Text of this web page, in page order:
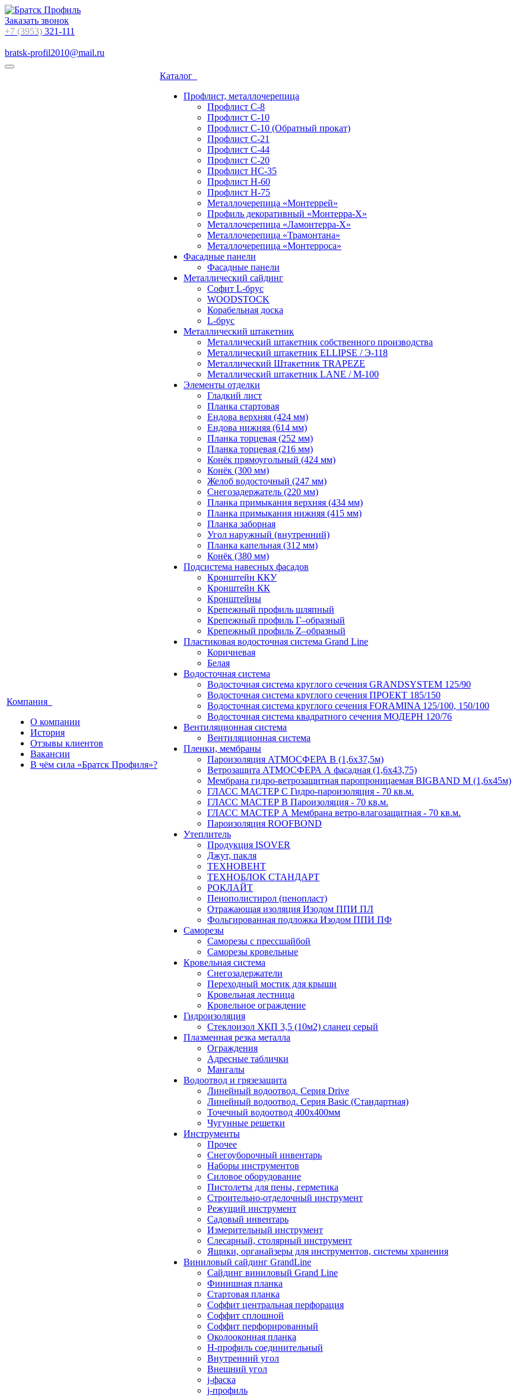
Заказать звонок
+7 (3953) 321-111
bratsk-profil2010@mail.ru
Компания
О компании
История
Отзывы клиентов
Вакансии
В чём сила «Братск Профиля»?
Каталог
Профлист, металлочерепица
Профлист С-8
Профлист С-10
Профлист С-10 (Обратный прокат)
Профлист С-21
Профлист С-44
Профлист С-20
Профлист НС-35
Профлист Н-60
Профлист Н-75
Металлочерепица «Монтеррей»
Профиль декоративный «Монтерра-X»
Металлочерепица «Ламонтерра-Х»
Металлочерепица «Трамонтана»
Металлочерепица «Монтерроса»
Фасадные панели
Фасадные панели
Металлический сайдинг
Софит L-брус
WOODSTOCK
Корабельная доска
L-брус
Металлический штакетник
Металлический штакетник собственного производства
Металлический штакетник ELLIPSE / Э-118
Металлический Штакетник TRAPEZE
Металлический штакетник LANE / М-100
Элементы отделки
Гладкий лист
Планка стартовая
Ендова верхняя (424 мм)
Ендова нижняя (614 мм)
Планка торцевая (252 мм)
Планка торцевая (216 мм)
Конёк прямоугольный (424 мм)
Конёк (300 мм)
Желоб водосточный (247 мм)
Снегозадержатель (220 мм)
Планка примыкания верхняя (434 мм)
Планка примыкания нижняя (415 мм)
Планка заборная
Угол наружный (внутренний)
Планка капельная (312 мм)
Конёк (380 мм)
Подсистема навесных фасадов
Кронштейн ККУ
Кронштейн КК
Кронштейны
Крепежный профиль шляпный
Крепежный профиль Г–образный
Крепежный профиль Z–образный
Пластиковая водосточная система Grand Line
Коричневая
Белая
Водосточная система
Водосточная система круглого сечения GRANDSYSTEM 125/90
Водосточная система круглого сечения ПРОЕКТ 185/150
Водосточная система круглого сечения FORAMINA 125/100, 150/100
Водосточная система квадратного сечения МОДЕРН 120/76
Вентиляционная система
Вентиляционная система
Пленки, мембраны
Пароизоляция АТМОСФЕРА В (1,6х37,5м)
Ветрозащита АТМОСФЕРА А фасадная (1,6х43,75)
Мембрана гидро-ветрозащитная паропроницаемая BIGBAND M (1,6х45м)
ГЛАСС МАСТЕР С Гидро-пароизоляция - 70 кв.м.
ГЛАСС МАСТЕР В Пароизоляция - 70 кв.м.
ГЛАСС МАСТЕР А Мембрана ветро-влагозащитная - 70 кв.м.
Пароизоляция ROOFBOND
Утеплитель
Продукция ISOVER
Джут, пакля
ТЕХНОВЕНТ
ТЕХНОБЛОК СТАНДАРТ
РОКЛАЙТ
Пенополистирол (пенопласт)
Отражающая изоляция Изодом ППИ ПЛ
Фольгированная подложка Изодом ППИ ПФ
Саморезы
Саморезы с прессшайбой
Саморезы кровельные
Кровельная система
Снегозадержатели
Переходный мостик для крыши
Кровельная лестница
Кровельное ограждение
Гидроизоляция
Стеклоизол ХКП 3,5 (10м2) сланец серый
Плазменная резка металла
Ограждения
Адресные таблички
Мангалы
Водоотвод и грязезащита
Линейный водоотвод. Серия Drive
Линейный водоотвод. Серия Basic (Стандартная)
Точечный водоотвод 400х400мм
Чугунные решетки
Инструменты
Прочее
Снегоуборочный инвентарь
Наборы инструментов
Силовое оборудование
Пистолеты для пены, герметика
Строительно-отделочный инструмент
Режущий инструмент
Садовый инвентарь
Измерительный инструмент
Слесарный, столярный инструмент
Ящики, органайзеры для инструментов, системы хранения
Виниловый сайдинг GrandLine
Сайдинг виниловый Grand Line
Финишная планка
Стартовая планка
Соффит центральная перфорация
Соффит сплошной
Соффит перфорированный
Околооконная планка
H-профиль соединительный
Внутренний угол
Внешний угол
j-фаска
j-профиль